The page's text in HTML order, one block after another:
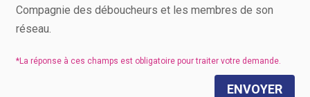
Compagnie des déboucheurs et les membres de son
réseau.
ENVOYER